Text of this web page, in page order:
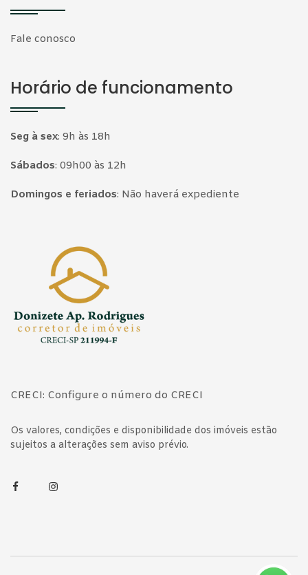
Fale conosco
Horário de funcionamento
Seg à sex: 9h às 18h
Sábados: 09h00 às 12h
Domingos e feriados: Não haverá expediente
CRECI: Configure o número do CRECI
Os valores, condições e disponibilidade dos imóveis estão
sujeitos a alterações sem aviso prévio.
FacebookInstagram